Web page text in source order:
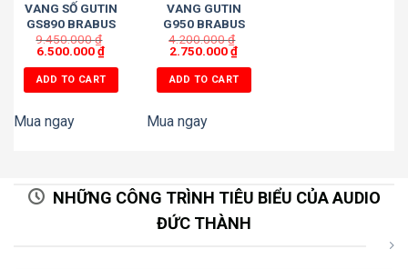
VANG SỐ GUTIN
GS890 BRABUS
(GERMANY)
9.450.000₫
6.500.000₫
ADD TO CART
Mua ngay
VANG GUTIN
G950 BRABUS
4.200.000₫
2.750.000₫
ADD TO CART
Mua ngay
NHỮNG CÔNG TRÌNH TIÊU BIỂU CỦA AUDIO
ĐỨC THÀNH